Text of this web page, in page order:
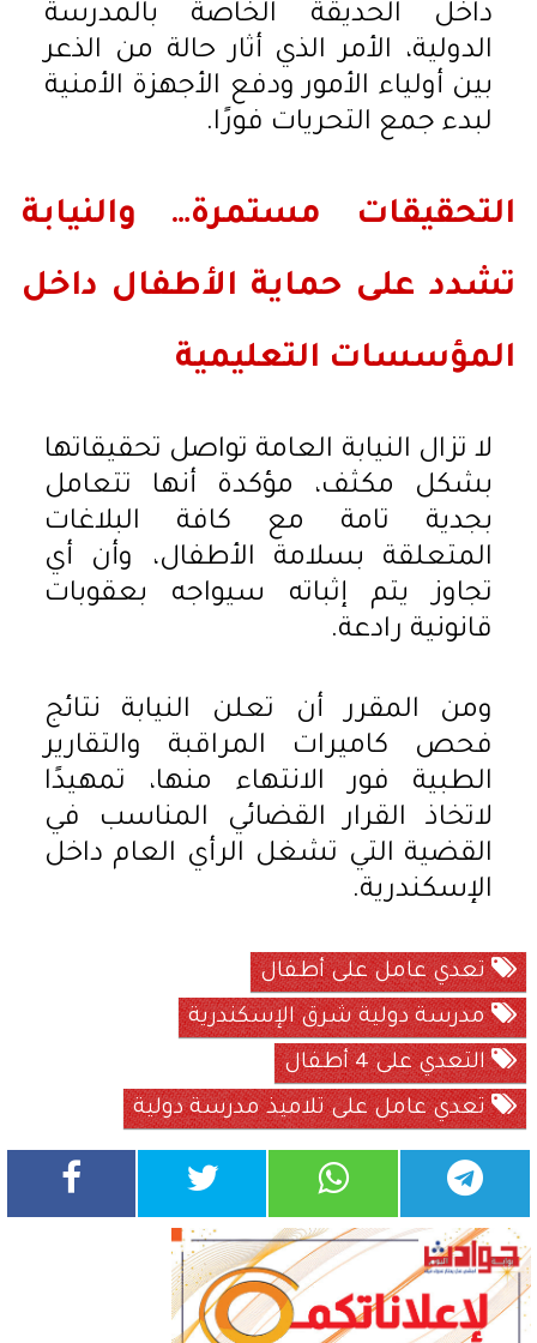
داخل الحديقة الخاصة بالمدرسة
الدولية، الأمر الذي أثار حالة من الذعر
بين أولياء الأمور ودفع الأجهزة الأمنية
لبدء جمع التحريات فورًا.
التحقيقات مستمرة… والنيابة
تشدد على حماية الأطفال داخل
المؤسسات التعليمية
لا تزال النيابة العامة تواصل تحقيقاتها
بشكل مكثف، مؤكدة أنها تتعامل
بجدية تامة مع كافة البلاغات
المتعلقة بسلامة الأطفال، وأن أي
تجاوز يتم إثباته سيواجه بعقوبات
قانونية رادعة.
ومن المقرر أن تعلن النيابة نتائج
فحص كاميرات المراقبة والتقارير
الطبية فور الانتهاء منها، تمهيدًا
لاتخاذ القرار القضائي المناسب في
القضية التي تشغل الرأي العام داخل
الإسكندرية.
تعدي عامل على أطفال
مدرسة دولية شرق الإسكندرية
التعدي على 4 أطفال
تعدي عامل على تلاميذ مدرسة دولية